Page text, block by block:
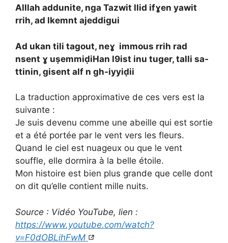
Alllah addunite, nga Tazwit llid ifɣen yawit
rrih, ad lkemnt ajeddigui
Ad ukan tili tagout, neɣ immous rrih rad
nsent ɣ uṣemmiḍiHan l9ist inu tuger, talli sa-
ttinin, gisent alf n gh-iyyiḍii
La traduction approximative de ces vers est la
suivante :
Je suis devenu comme une abeille qui est sortie
et a été portée par le vent vers les fleurs.
Quand le ciel est nuageux ou que le vent
souffle, elle dormira à la belle étoile.
Mon histoire est bien plus grande que celle dont
on dit qu’elle contient mille nuits.
Source : Vidéo YouTube, lien :
https://www.youtube.com/watch?
v=F0dOBLihFwM